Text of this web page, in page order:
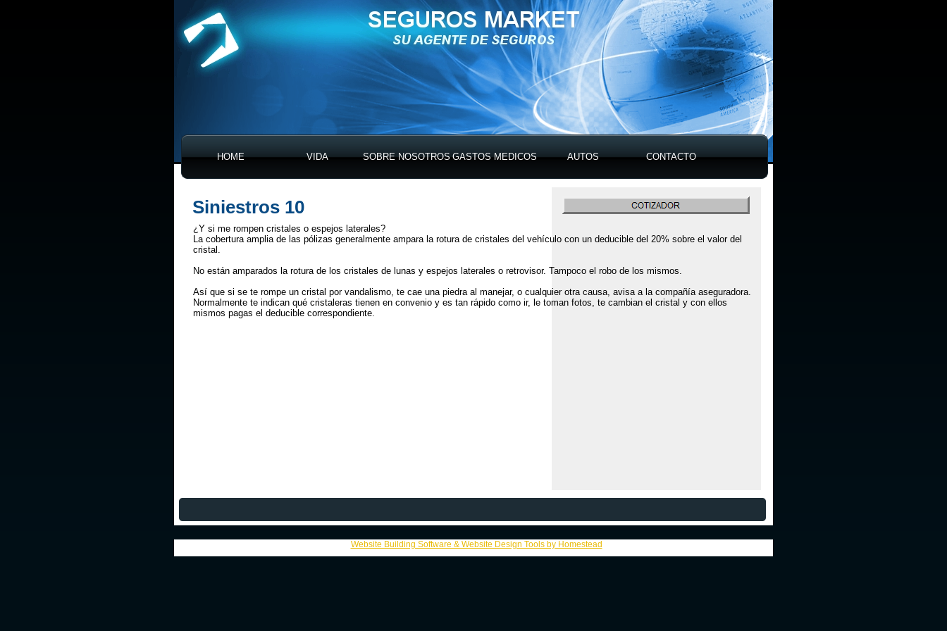
HOME VIDA SOBRE NOSOTROS GASTOS MEDICOS AUTOS CONTACTO
¿Y si me rompen cristales o espejos laterales?
La cobertura amplia de las pólizas generalmente ampara la rotura de cristales del vehículo con un deducible del 20% sobre el valor del
cristal.
No están amparados la rotura de los cristales de lunas y espejos laterales o retrovisor. Tampoco el robo de los mismos.
Así que si se te rompe un cristal por vandalismo, te cae una piedra al manejar, o cualquier otra causa, avisa a la compañía aseguradora.
Normalmente te indican qué cristaleras tienen en convenio y es tan rápido como ir, le toman fotos, te cambian el cristal y con ellos
mismos pagas el deducible correspondiente.
Siniestros 10
Website Building Software & Website Design Tools by Homestead